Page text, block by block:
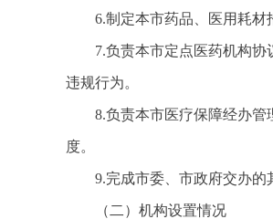
6.制定本市药品、医用耗材
7.负责本市定点医药机构
违规行为。
8.负责本市医疗保障经办
度。
9.完成市委、市政府交办的
（二）机构设置情况